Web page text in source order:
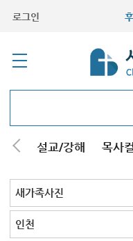
로그인
내 설교/강해 목사
최근등록자료
자유게시판
교회소식
성도컬럼
새가족사진
새가족가이드
포토앨범
찬양쉼터
신앙도서
성경읽기퀴즈
기도부탁
새가족사진 전체
인천